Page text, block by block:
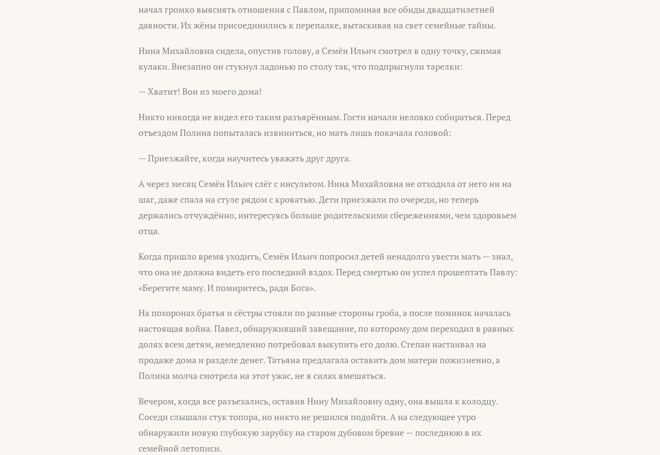
начал громко выяснять отношения с Павлом, припоминая все обиды двадцатилетней
давности. Их жёны присоединились к перепалке, вытаскивая на свет семейные тайны.
Нина Михайловна сидела, опустив голову, а Семён Ильич смотрел в одну точку, сжимая
кулаки. Внезапно он стукнул ладонью по столу так, что подпрыгнули тарелки:
— Хватит! Вон из моего дома!
Никто никогда не видел его таким разъярённым. Гости начали неловко собираться. Перед
отъездом Полина попыталась извиниться, но мать лишь покачала головой:
— Приезжайте, когда научитесь уважать друг друга.
А через месяц Семён Ильич слёг с инсультом. Нина Михайловна не отходила от него ни на
шаг, даже спала на стуле рядом с кроватью. Дети приезжали по очереди, но теперь
держались отчуждённо, интересуясь больше родительскими сбережениями, чем здоровьем
отца.
Когда пришло время уходить, Семён Ильич попросил детей ненадолго увести мать — знал,
что она не должна видеть его последний вздох. Перед смертью он успел прошептать Павлу:
«Берегите маму. И помиритесь, ради Бога».
На похоронах братья и сёстры стояли по разные стороны гроба, а после поминок началась
настоящая война. Павел, обнаруживший завещание, по которому дом переходил в равных
долях всем детям, немедленно потребовал выкупить его долю. Степан настаивал на
продаже дома и разделе денег. Татьяна предлагала оставить дом матери пожизненно, а
Полина молча смотрела на этот ужас, не в силах вмешаться.
Вечером, когда все разъехались, оставив Нину Михайловну одну, она вышла к колодцу.
Соседи слышали стук топора, но никто не решился подойти. А на следующее утро
обнаружили новую глубокую зарубку на старом дубовом бревне — последнюю в их
семейной летописи.